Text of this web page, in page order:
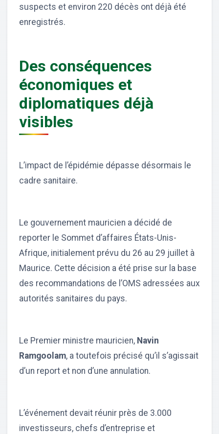
suspects et environ 220 décès ont déjà été
enregistrés.
Des conséquences
économiques et
diplomatiques déjà
visibles
L’impact de l’épidémie dépasse désormais le
cadre sanitaire.
Le gouvernement mauricien a décidé de
reporter le Sommet d’affaires États-Unis-
Afrique, initialement prévu du 26 au 29 juillet à
Maurice. Cette décision a été prise sur la base
des recommandations de l’OMS adressées aux
autorités sanitaires du pays.
Le Premier ministre mauricien, Navin
Ramgoolam, a toutefois précisé qu’il s’agissait
d’un report et non d’une annulation.
L’événement devait réunir près de 3.000
investisseurs, chefs d’entreprise et